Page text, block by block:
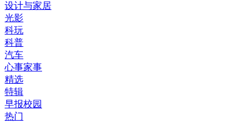
设计与家居
光影
科玩
科普
汽车
心事家事
精选
特辑
早报校园
热门